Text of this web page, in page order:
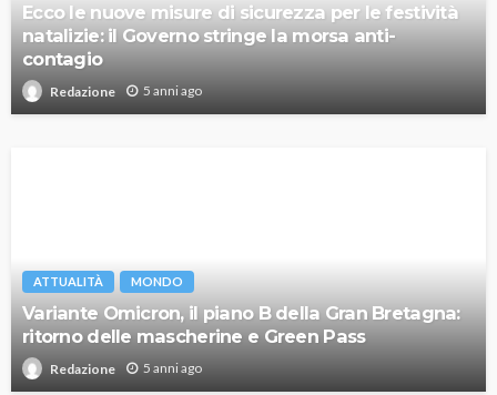
Ecco le nuove misure di sicurezza per le festività
natalizie: il Governo stringe la morsa anti-
contagio
Redazione 5 anni ago
ATTUALITÀ MONDO
Variante Omicron, il piano B della Gran Bretagna:
ritorno delle mascherine e Green Pass
Redazione 5 anni ago